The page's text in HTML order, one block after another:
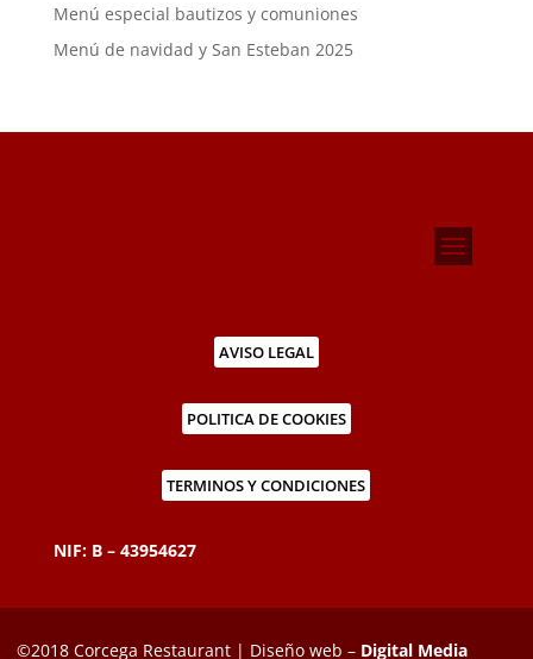
Menú especial bautizos y comuniones
Menú de navidad y San Esteban 2025
AVISO LEGAL
POLITICA DE COOKIES
TERMINOS Y CONDICIONES
NIF: B – 43954627
©2018 Corcega Restaurant | Diseño web – Digital Media